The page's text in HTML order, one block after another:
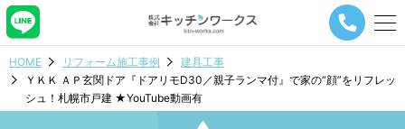
メ
ー
ビ
HOME リフォーム施工事例
建具工事
ＹＫＫ ＡＰ玄関ドア『ドアリモD30／親子ランマ付』で家の“顔”をリフレッ
シュ！札幌市戸建 ★YouTube動画有